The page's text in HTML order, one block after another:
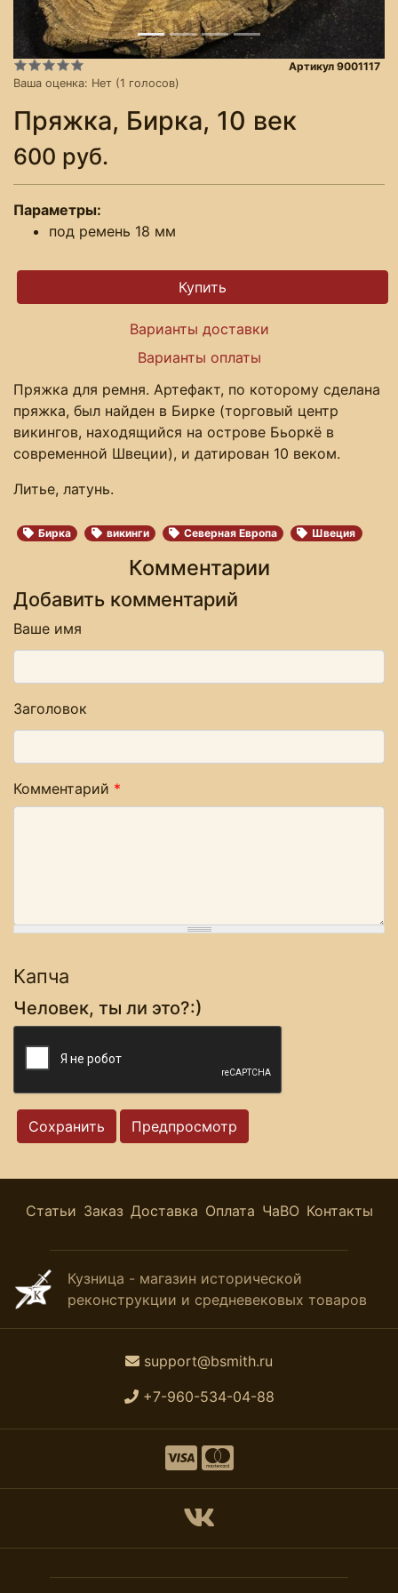
Ваша оценка: Нет (1 голосов)
Артикул 9001117
Пряжка, Бирка, 10 век
600 руб.
Параметры:
под ремень 18 мм
Варианты доставки
Варианты оплаты
Пряжка для ремня. Артефакт, по которому сделана
пряжка, был найден в Бирке (торговый центр
викингов, находящийся на острове Бьоркё в
современной Швеции), и датирован 10 веком.
Литье, латунь.
Бирка викинги Северная Европа Швеция
Комментарии
Добавить комментарий
Ваше имя
Заголовок
Комментарий *
Капча
Человек, ты ли это?:)
Статьи Заказ Доставка Оплата ЧаВО Контакты
Кузница - магазин исторической
реконструкции и средневековых товаров
support@bsmith.ru
+7-960-534-04-88